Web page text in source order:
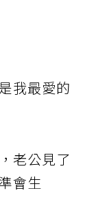
我最愛的
老公見了
會生